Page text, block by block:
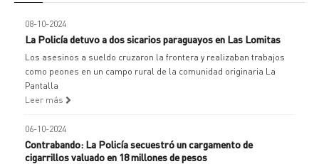
08-10-2024
La Policía detuvo a dos sicarios paraguayos en Las Lomitas
Los asesinos a sueldo cruzaron la frontera y realizaban trabajos
como peones en un campo rural de la comunidad originaria La
Pantalla
Leer más
06-10-2024
Contrabando: La Policía secuestró un cargamento de
cigarrillos valuado en 18 millones de pesos